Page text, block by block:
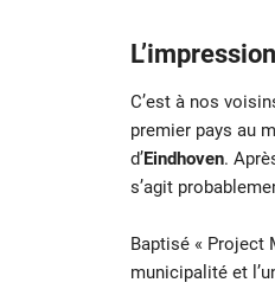
C’est à nos
premier pays au
d’Eindhoven.
s’agit
Baptisé « Project
municipalité et